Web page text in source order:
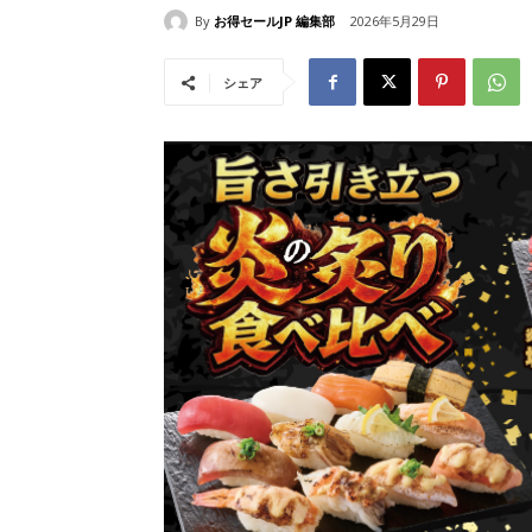
By お得セールJP 編集部 2026年5月29日
シェア